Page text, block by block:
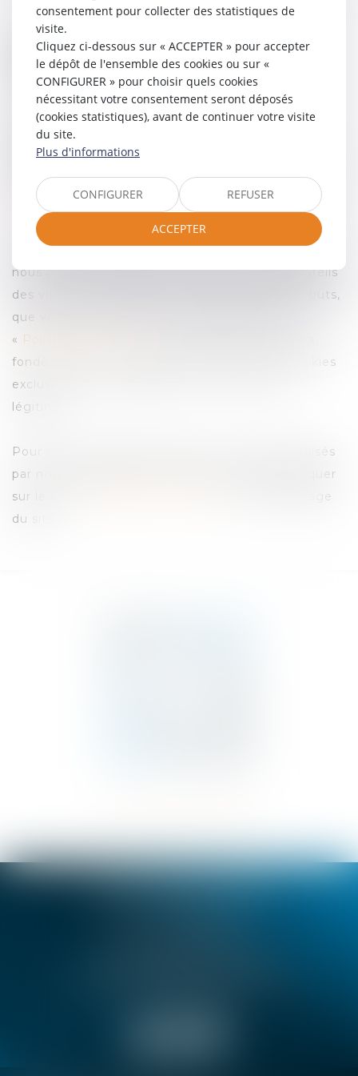
SELARL BENSA & TROIN
18 rue de Dijon - 06000 Nice
Vous avez également le droit de déposer une
plainte auprès de la Commission Nationale de
l’Informatique et des Libertés (
Internet peut être consulté à l’adresse suivante
www.cnil.fr
Dans le cadre du fonctionnement de notre Site,
nous pouvons déposer des cookies sur les appareils
des visiteurs. Ce dépôt de cookies a différents buts,
que vous pouvez retrouver au sein de notre
« Politique de cookies
fondé sur votre consentement ou, pour les cookies
exclusivement techniques, sur notre intérêt
légitime.
Pour toute information relative aux cookies utilisés
par notre site Internet, nous vous invitons à cliquer
sur le lien «
», en bas de page
du site.
consentement pour collecter des statistiques de
visite.
Cliquez ci-dessous sur « ACCEPTER » pour accepter
le dépôt de l'ensemble des cookies ou sur «
CONFIGURER » pour choisir quels cookies
nécessitant votre consentement seront déposés
(cookies statistiques), avant de continuer votre visite
du site.
Plus d'informations
CONFIGURER REFUSER
ACCEPTER